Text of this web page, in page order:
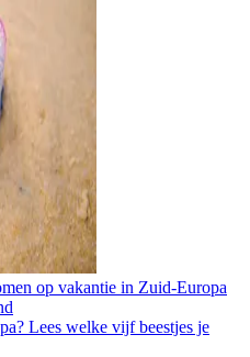
op vakantie in Zuid-Europa
Lees welke vijf beestjes je